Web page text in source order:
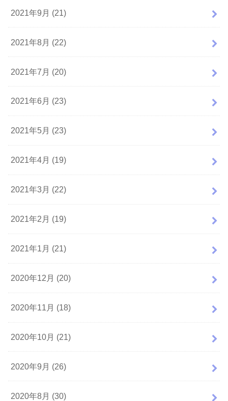
2021年9月 (21)
2021年8月 (22)
2021年7月 (20)
2021年6月 (23)
2021年5月 (23)
2021年4月 (19)
2021年3月 (22)
2021年2月 (19)
2021年1月 (21)
2020年12月 (20)
2020年11月 (18)
2020年10月 (21)
2020年9月 (26)
2020年8月 (30)